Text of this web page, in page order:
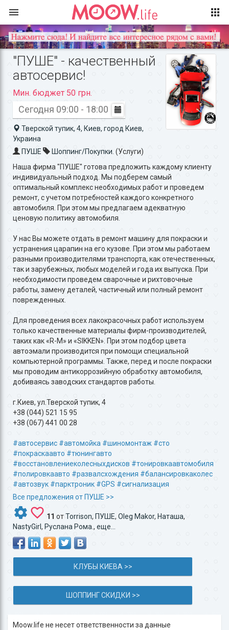
"ПУШЕ" - качественный
автосервис!
Мин. бюджет 50 грн.
Сегодня 09:00 - 18:00
Тверской тупик, 4, Киев, город Киев,
Украина
ПУШЕ
Шоппинг/Покупки. (Услуги)
Наша фирма "ПУШЕ" готова предложить каждому клиенту
индивидуальный подход. Мы подберем самый
оптимальный комплекс необходимых работ и проведем
ремонт, с учетом потребностей каждого конкретного
автомобиля. При этом мы предлагаем адекватную
ценовую политику автомобиля.
У нас Вы можете отдать в ремонт машину для покраски и
устранения царапин на его кузове. При этом мы работаем
разными производителями транспорта, как отечественных,
так и зарубежных, любых моделей и года их выпуска. При
необходимости проведем сварочные и рихтовочные
работы, замену деталей, частичный или полный ремонт
поврежденных.
Для проведения всех лакокрасочных работ используем
только качественные материалы фирм-производителей,
таких как «R-M» и «SIKKEN». При этом подбор цвета
автоэмали производится при помощи специальной
компьютерной программы. Также, перед и после покраски
мы проводим антикоррозийную обработку автомобиля,
добиваясь заводских стандартов работы.
г.Киев, ул.Тверской тупик, 4
+38 (044) 521 15 95
+38 (067) 441 00 28
#автосервис #автомойка #шиномонтаж #сто
#покраскаавто #тюнингавто
#восстановлениеколесныхдисков #тонировкаавтомобиля
#полировкаавто #развалсхождения #балансировкаколес
#автозвук #парктроник #GPS #сигнализация
Все предложения от ПУШЕ >>
11 отTorrison, ПУШЕ, Oleg Makor, Наташа,
NastyGirl, Руслана Рома. , еще...
КЛУБЫ КИЕВА >>
ШОППИНГ СКИДКИ >>
Moow.life не несет ответственности за данные